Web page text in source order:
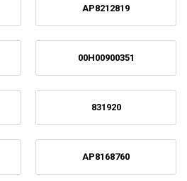
AP8212819
00H00900351
831920
AP8168760